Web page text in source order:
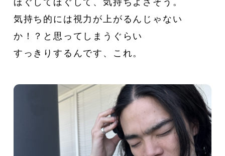
気持ち的には視力が上がるんじゃない
か！？と思ってしまうぐらい
すっきりするんです、これ。